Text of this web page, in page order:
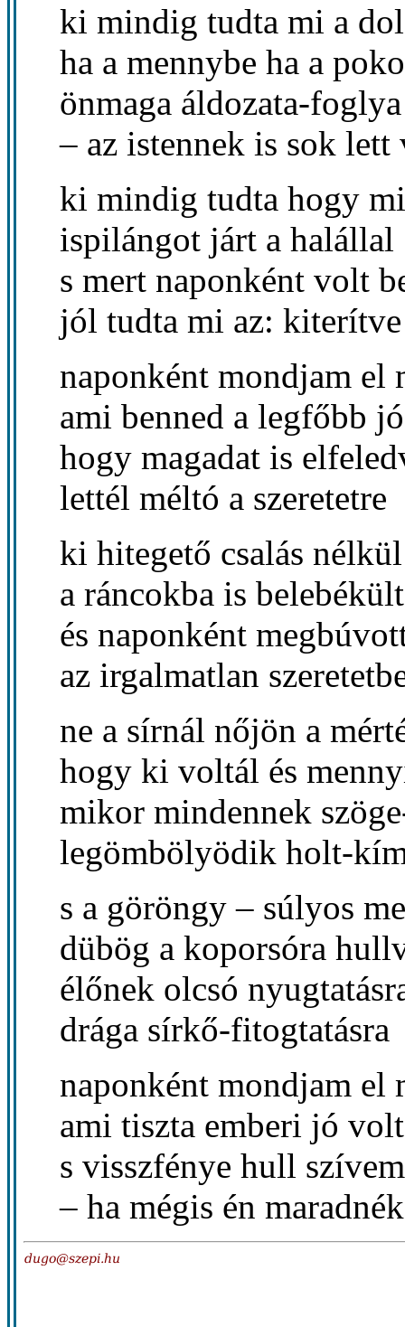
ki mindig tudta mi a
ha a mennybe ha a
önmaga áldozata-foglya
– az istennek is sok lett
ki mindig tudta hogy
ispilángot járt a halállal
s mert naponként volt
jól tudta mi az: kiterítve
naponként mondjam el
ami benned a legfőbb
hogy magadat is
lettél méltó a szeretetre
ki hitegető csalás nélkül
a ráncokba is belebékült
és naponként
az irgalmatlan
ne a sírnál nőjön a
hogy ki voltál és
mikor mindennek
legömbölyödik holt-
s a göröngy – súlyos
dübög a koporsóra
élőnek olcsó
drága sírkő-fitogtatásra
naponként mondjam el
ami tiszta emberi jó volt
s visszfénye hull
– ha mégis én